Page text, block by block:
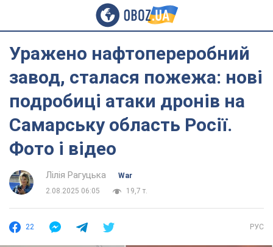
Уражено нафтопереробний
завод, сталася пожежа: нові
подробиці атаки дронів на
Самарську область Росії.
Фото і відео
Лілія Рагуцька
War
2.08.2025 06:05
19,7 т.
22 РУС